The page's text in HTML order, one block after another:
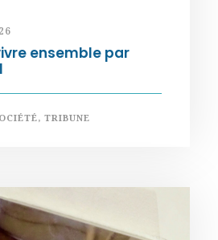
ensemble par
, TRIBUNE